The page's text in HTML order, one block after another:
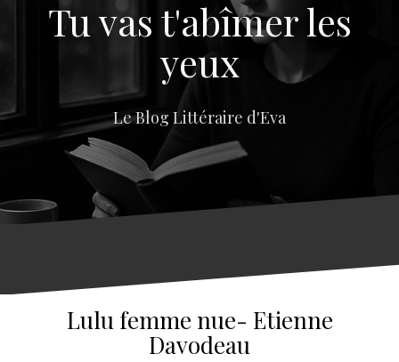
e
Tu vas t'abîmer les
yeux
Le Blog Littéraire d'Eva
Lulu femme nue- Etienne
Davodeau